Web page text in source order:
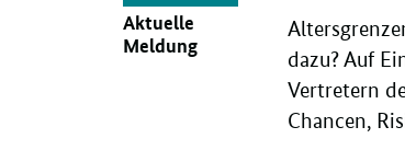
Aktuelle
Meldung
dazu? Auf
Vertretern
Chancen,